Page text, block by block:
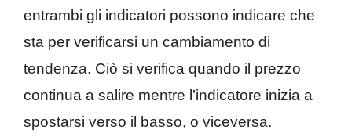
entrambi gli indicatori possono indicare che
sta per verificarsi un cambiamento di
tendenza. Ciò si verifica quando il prezzo
continua a salire mentre l’indicatore inizia a
spostarsi verso il basso, o viceversa.